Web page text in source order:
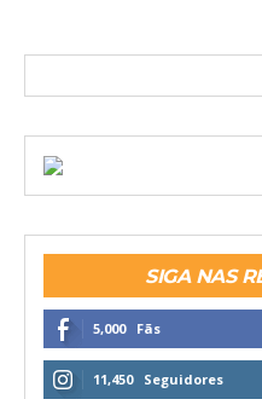
SIGA NAS
5,000 Fãs
11,450 Seguidores